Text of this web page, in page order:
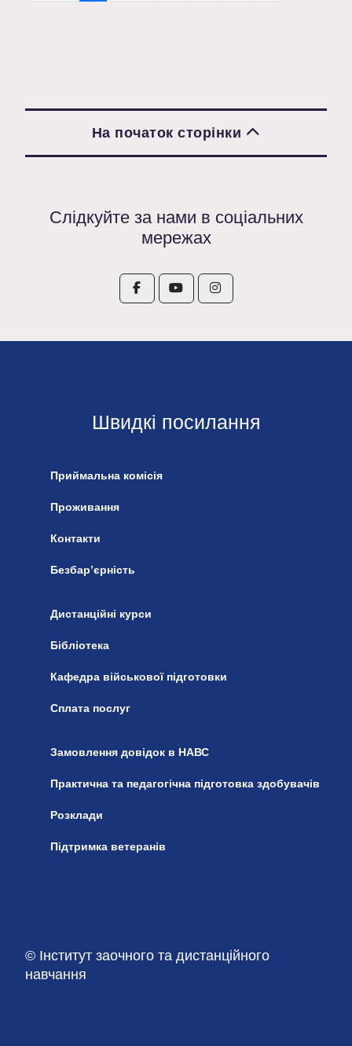
На початок сторінки
Слідкуйте за нами в соціальних
мережах
Швидкі посилання
Приймальна комісія
Проживання
Контакти
Безбар’єрність
Дистанційні курси
Бібліотека
Кафедра військової підготовки
Сплата послуг
Замовлення довідок в НАВС
Практична та педагогічна підготовка здобувачів
Розклади
Підтримка ветеранів
© Інститут заочного та дистанційного
навчання